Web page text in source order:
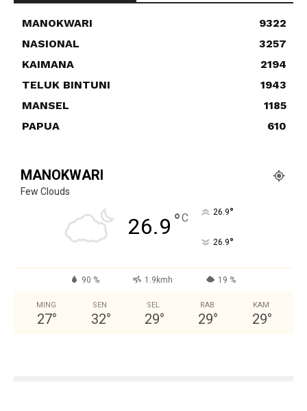
MANOKWARI
9322
NASIONAL
3257
KAIMANA
2194
TELUK BINTUNI
1943
MANSEL
1185
PAPUA
610
MANOKWARI
Few Clouds
26.9 °C 26.9°
26.9°
90 % 1.9kmh 19 %
MING
27°
SEN
32°
SEL
29°
RAB
29°
KAM
29°